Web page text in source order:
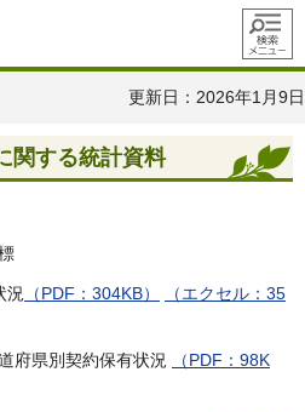
メニュ
ー
更新日：2026年1月9日
関する統計資料
（PDF：304KB）
（エクセル：35
別契約保有状況
（PDF：98K